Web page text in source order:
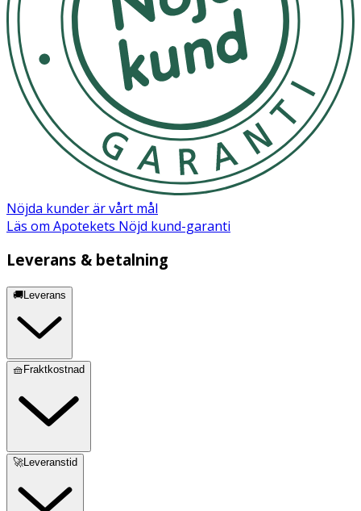
Nöjda kunder är vårt mål
Läs om Apotekets Nöjd kund-garanti
Leverans & betalning
🚚Leverans
🧺Fraktkostnad
🚀Leveranstid